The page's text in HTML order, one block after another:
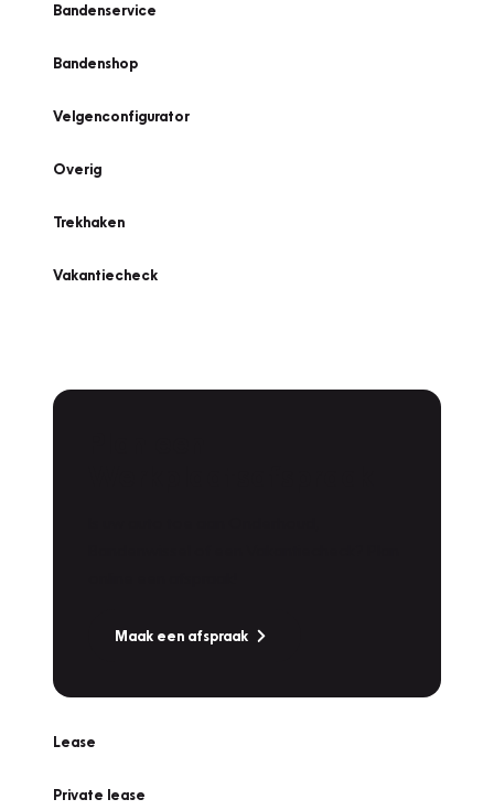
Bandenservice
Bandenshop
Velgenconfigurator
Overig
Trekhaken
Vakantiecheck
Maak een afspraak
Lease
Private lease